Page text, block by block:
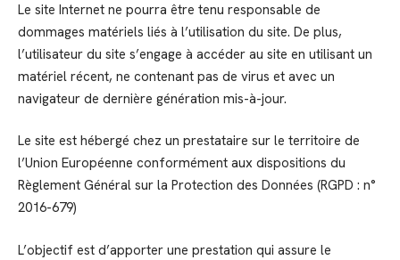
Le site Internet ne pourra être tenu responsable de
dommages matériels liés à l’utilisation du site. De plus,
l’utilisateur du site s’engage à accéder au site en utilisant un
matériel récent, ne contenant pas de virus et avec un
navigateur de dernière génération mis-à-jour.
Le site est hébergé chez un prestataire sur le territoire de
l’Union Européenne conformément aux dispositions du
Règlement Général sur la Protection des Données (RGPD : n°
2016-679)
L’objectif est d’apporter une prestation qui assure le